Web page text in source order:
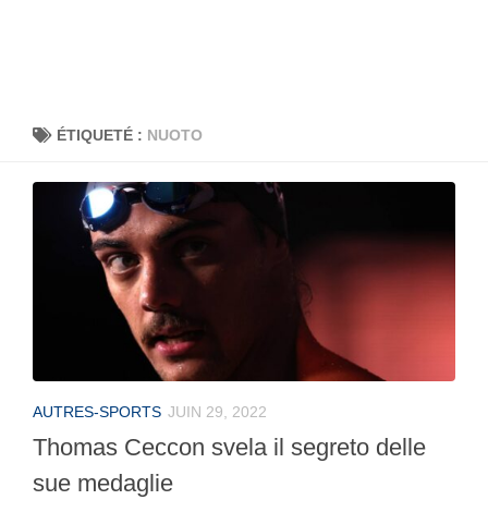
ÉTIQUETÉ : NUOTO
AUTRES-SPORTS JUIN 29, 2022
Thomas Ceccon svela il segreto delle
sue medaglie